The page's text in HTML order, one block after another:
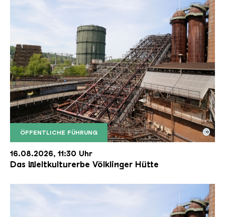
ÖFFENTLICHE FÜHRUNG
Der Erzschrägaufzug der Völklinger Hütte mit
Copyright: Weltkulturerbe Völklinger Hütte | Karl
©
16.08.2026, 11:30 Uhr
Das Weltkulturerbe Völklinger Hütte